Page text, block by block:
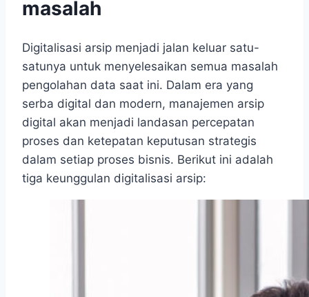
masalah
Digitalisasi arsip menjadi jalan keluar satu-
satunya untuk menyelesaikan semua masalah
pengolahan data saat ini. Dalam era yang
serba digital dan modern, manajemen arsip
digital akan menjadi landasan percepatan
proses dan ketepatan keputusan strategis
dalam setiap proses bisnis. Berikut ini adalah
tiga keunggulan digitalisasi arsip: